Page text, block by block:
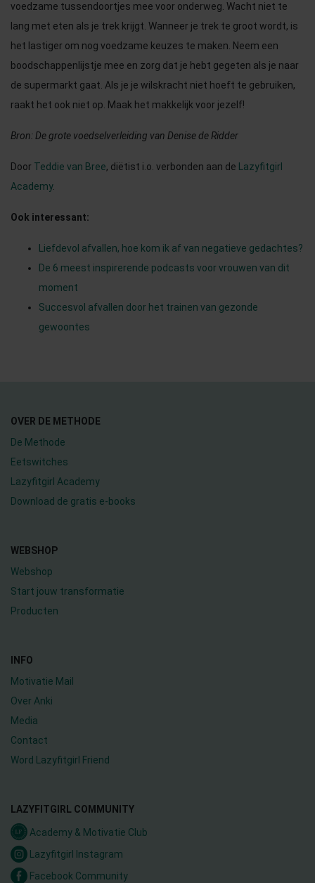
voedzame tussendoortjes mee voor onderweg. Wacht niet te
lang met eten als je trek krijgt. Wanneer je trek te groot wordt, is
het lastiger om nog voedzame keuzes te maken. Neem een
boodschappenlijstje mee en zorg dat je hebt gegeten als je naar
de supermarkt gaat. Als je je wilskracht niet hoeft te gebruiken,
raakt het ook niet op. Maak het makkelijk voor jezelf!
Bron: De grote voedselverleiding van Denise de Ridder
Door Teddie van Bree, diëtist i.o. verbonden aan de Lazyfitgirl
Academy.
Ook interessant:
Liefdevol afvallen, hoe kom ik af van negatieve gedachtes?
De 6 meest inspirerende podcasts voor vrouwen van dit
moment
Succesvol afvallen door het trainen van gezonde
gewoontes
OVER DE METHODE
De Methode
Eetswitches
Lazyfitgirl Academy
Download de gratis e-books
WEBSHOP
Webshop
Start jouw transformatie
Producten
INFO
Motivatie Mail
Over Anki
Media
Contact
Word Lazyfitgirl Friend
LAZYFITGIRL COMMUNITY
Academy & Motivatie Club
Lazyfitgirl Instagram
Facebook Community